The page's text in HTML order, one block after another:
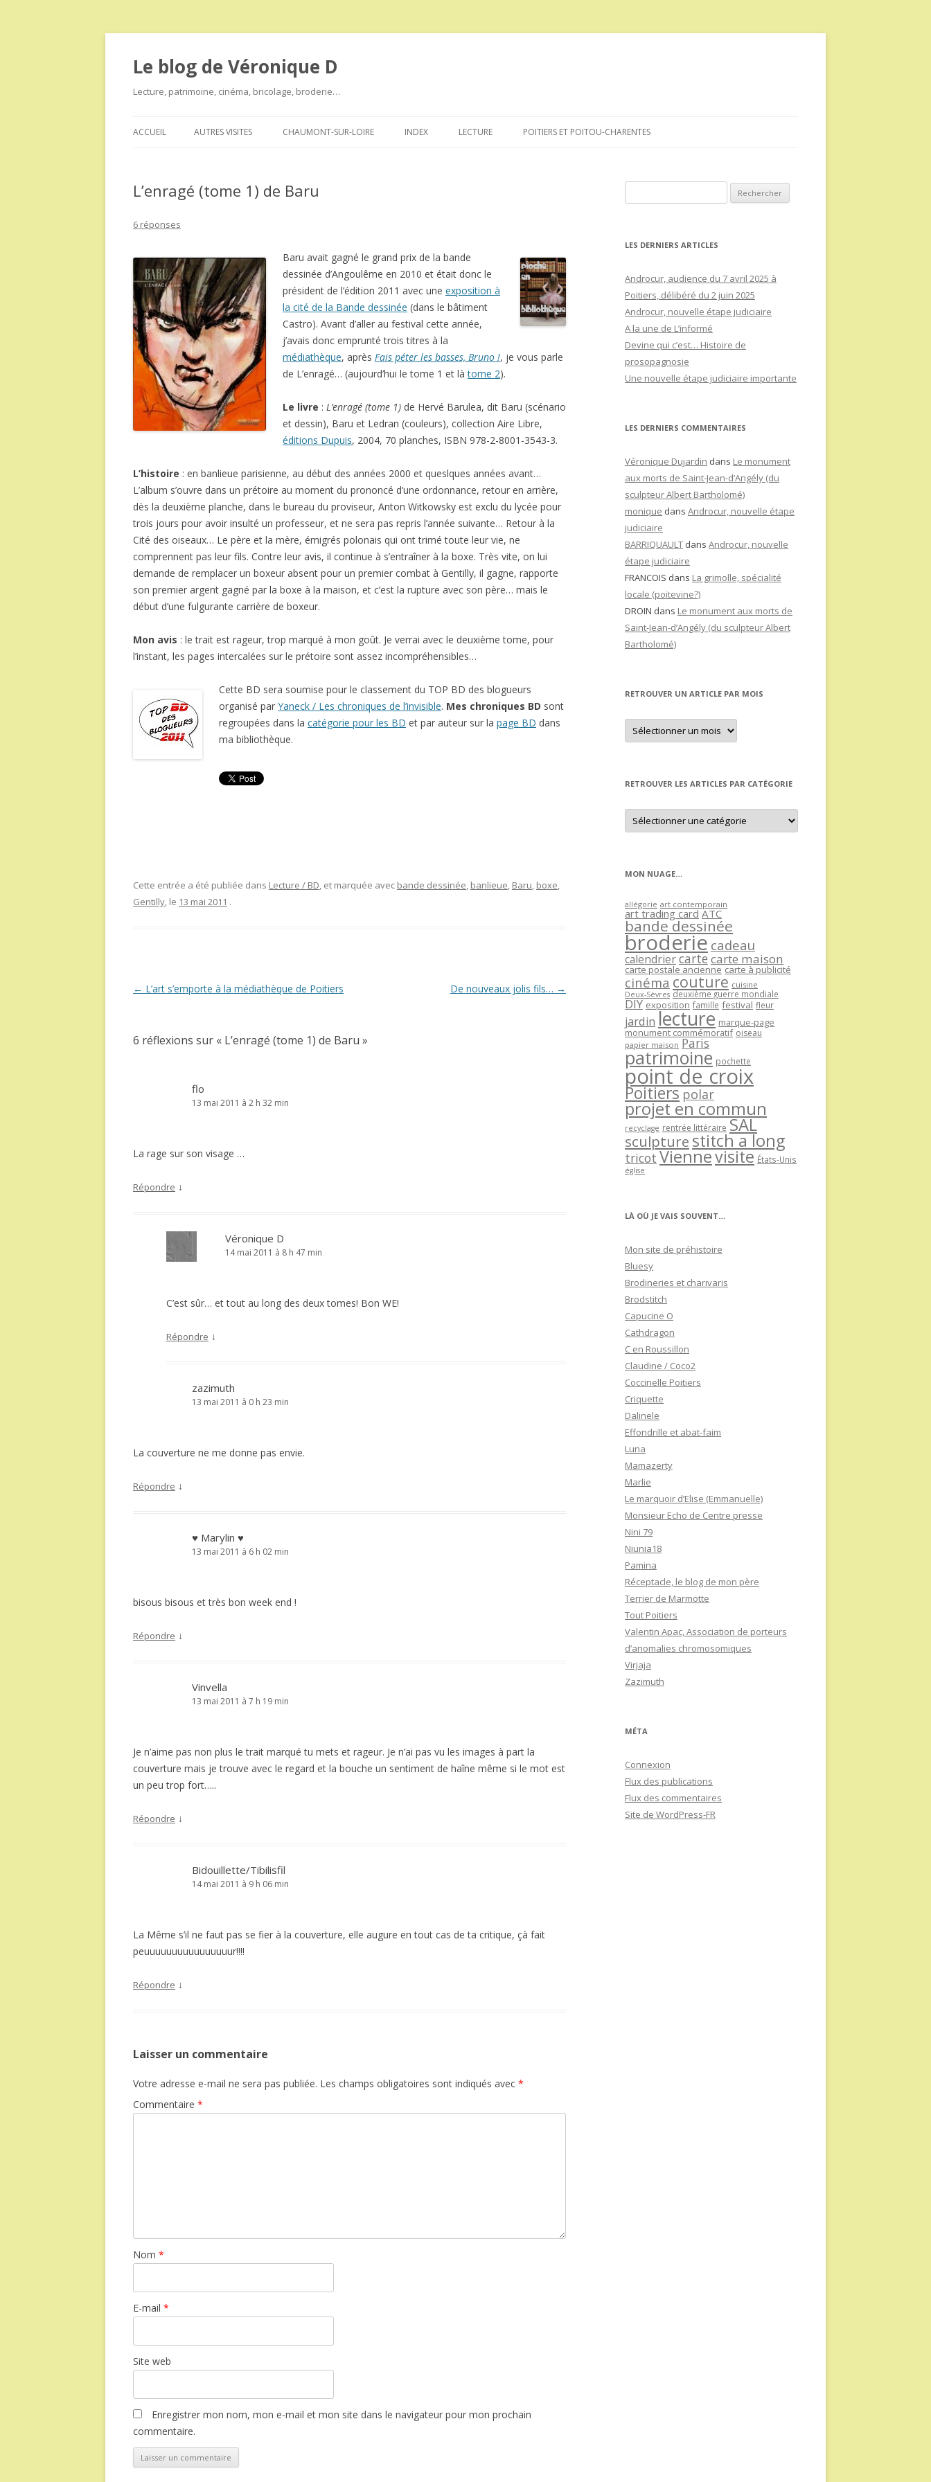
Le blog de Véronique D
Lecture, patrimoine, cinéma, bricolage, broderie…
au
ACCUEIL AUTRES VISITES CHAUMONT-SUR-LOIRE INDEX LECTURE POITIERS ET POITOU-CHARENTES
L’enragé (tome 1) de Baru
6 réponses
Baru avait gagné le grand prix de la bande
dessinée d’Angoulême en 2010 et était donc le
président de l’édition 2011 avec une exposition à
la cité de la Bande dessinée (dans le bâtiment
Castro). Avant d’aller au festival cette année,
j’avais donc emprunté trois titres à la
médiathèque, après Fais péter les basses, Bruno !, je vous parle
de L’enragé… (aujourd’hui le tome 1 et làtome 2).
Le livre : L’enragé (tome 1) de Hervé Barulea, dit Baru (scénario
et dessin), Baru et Ledran (couleurs), collection Aire Libre,
éditions Dupuis, 2004, 70 planches, ISBN 978-2-8001-3543-3.
L’histoire : en banlieue parisienne, au début des années 2000 et queslques années avant…
L’album s’ouvre dans un prétoire au moment du prononcé d’une ordonnance, retour en arrière,
dès la deuxième planche, dans le bureau du proviseur, Anton Witkowsky est exclu du lycée pour
trois jours pour avoir insulté un professeur, et ne sera pas repris l’année suivante… Retour à la
Cité des oiseaux… Le père et la mère, émigrés polonais qui ont trimé toute leur vie, ne
comprennent pas leur fils. Contre leur avis, il continue à s’entraîner à la boxe. Très vite, on lui
demande de remplacer un boxeur absent pour un premier combat à Gentilly, il gagne, rapporte
son premier argent gagné par la boxe à la maison, et c’est la rupture avec son père… mais le
début d’une fulgurante carrière de boxeur.
Mon avis : le trait est rageur, trop marqué à mon goût. Je verrai avec le deuxième tome, pour
l’instant, les pages intercalées sur le prétoire sont assez incompréhensibles…
Cette BD sera soumise pour le classement du TOP BD des blogueurs
organisé par Yaneck / Les chroniques de l’invisible. Mes chroniques BD sont
regroupées dans la catégorie pour les BD et par auteur sur la page BD dans
ma bibliothèque.
Cette entrée a été publiée dans Lecture / BD, et marquée avec bande dessinée, banlieue, Baru, boxe,
Gentilly, le 13 mai 2011 .
Navigation
← L’art s’emporte à la médiathèque de Poitiers De nouveaux jolis fils… →
6 réflexions sur « L’enragé (tome 1) de Baru »
flo
13 mai 2011 à 2 h 32 min
La rage sur son visage …
Répondre ↓
Véronique D
14 mai 2011 à 8 h 47 min
C’est sûr… et tout au long des deux tomes! Bon WE!
Répondre ↓
zazimuth
13 mai 2011 à 0 h 23 min
La couverture ne me donne pas envie.
Répondre ↓
♥ Marylin ♥
13 mai 2011 à 6 h 02 min
bisous bisous et très bon week end !
Répondre ↓
Vinvella
13 mai 2011 à 7 h 19 min
Je n’aime pas non plus le trait marqué tu mets et rageur. Je n’ai pas vu les images à part la
couverture mais je trouve avec le regard et la bouche un sentiment de haîne même si le mot est
un peu trop fort…..
Répondre ↓
Bidouillette/Tibilisfil
14 mai 2011 à 9 h 06 min
La Même s’il ne faut pas se fier à la couverture, elle augure en tout cas de ta critique, çà fait
peuuuuuuuuuuuuuuuur!!!!
Répondre ↓
Laisser un commentaire
Votre adresse e-mail ne sera pas publiée. Les champs obligatoires sont indiqués avec *
Commentaire *
Nom *
E-mail *
Site web
Enregistrer mon nom, mon e-mail et mon site dans le navigateur pour mon prochain
commentaire.
LES DERNIERS ARTICLES
Androcur, audience du 7 avril 2025 à
Poitiers, délibéré du 2 juin 2025
Androcur, nouvelle étape judiciaire
A la une de L’informé
Devine qui c’est… Histoire de
prosopagnosie
Une nouvelle étape judiciaire importante
LES DERNIERS COMMENTAIRES
Véronique Dujardin dans Le monument
aux morts de Saint-Jean-d’Angély (du
sculpteur Albert Bartholomé)
monique dans Androcur, nouvelle étape
judiciaire
BARRIQUAULT dans Androcur, nouvelle
étape judiciaire
FRANCOIS dans La grimolle, spécialité
locale (poitevine?)
DROIN dans Le monument aux morts de
Saint-Jean-d’Angély (du sculpteur Albert
Bartholomé)
RETROUVER UN ARTICLE PAR MOIS
Retrouver
un
article
RETROUVER LES ARTICLES PAR CATÉGORIE
Retrouver
les
articles
MON NUAGE…
allégorie art contemporain
art trading card ATC
bande dessinée
broderie cadeau
calendriercartecarte maison
carte postale ancienne carte à publicité
cinéma couture cuisine
Deux-Sèvres deuxième guerre mondiale
DIY exposition famille festival fleur
jardin lecture marque-page
monument commémoratif oiseau
papier maison Paris
patrimoine pochette
point de croix
Poitiers polar
projet en commun
recyclage rentrée littéraire SAL
sculpture stitch a long
tricot Viennevisite États-Unis
église
LÀ OÙ JE VAIS SOUVENT…
Mon site de préhistoire
Bluesy
Brodineries et charivaris
Brodstitch
Capucine O
Cathdragon
C en Roussillon
Claudine / Coco2
Coccinelle Poitiers
Criquette
Dalinele
Effondrille et abat-faim
Luna
Mamazerty
Marlie
Le marquoir d’Elise (Emmanuelle)
Monsieur Echo de Centre presse
Nini 79
Niunia18
Pamina
Réceptacle, le blog de mon père
Terrier de Marmotte
Tout Poitiers
Valentin Apac, Association de porteurs
d’anomalies chromosomiques
Virjaja
Zazimuth
MÉTA
Connexion
Flux des publications
Flux des commentaires
Site de WordPress-FR